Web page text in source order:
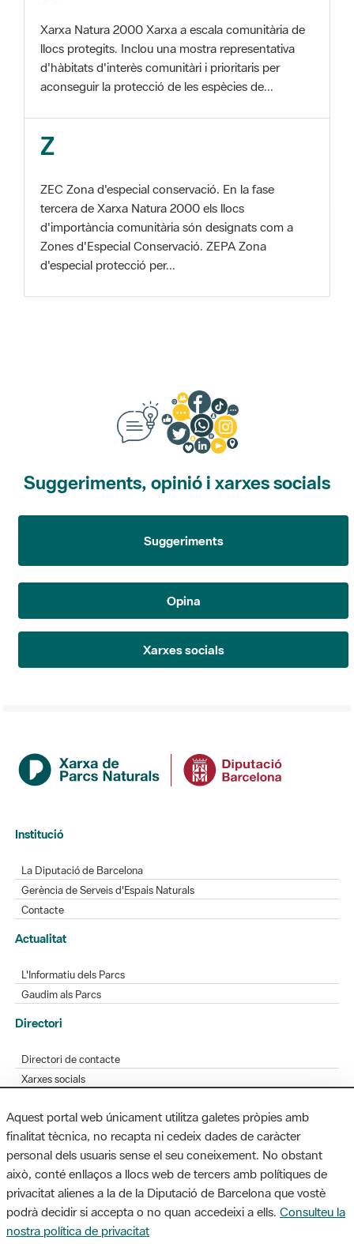
aconseguir la protecció de les espècies de...
Z
tercera de Xarxa Natura 2000 els llocs
Zones d'Especial Conservació. ZEPA Zona
d'especial protecció per...
Suggeriments, opinió i xarxes socials
Suggeriments
Opina
Xarxes socials
Institució
Gerència de Serveis d'Espais Naturals
Actualitat
L'Informatiu dels Parcs
Gaudim als Parcs
Directori de contacte
Xarxes socials
Bústia de suggeriments
Opineu sobre els parcs
MAPA WEB AVÍS LEGAL ACCESSIBILITAT
Diputació de Barcelona. Edifici Llacuna, 1a planta. Badajoz, 49. 08005
Barcelona. Tel. 934 022 428 / xarxaparcs@diba.cat
Aquest portal web únicament utilitza galetes pròpies amb
finalitat tècnica, no recapta ni cedeix dades de caràcter
personal dels usuaris sense el seu coneixement. No obstant
això, conté enllaços a llocs web de tercers amb polítiques de
privacitat alienes a la de la Diputació de Barcelona que vostè
podrà decidir si accepta o no quan accedeixi a ells. Consulteu la
nostra política de privacitat